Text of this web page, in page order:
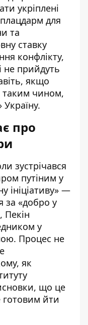
укріплені
для
та
ставку
конфлікту,
не прийдуть
якщо
таким чином,
про
зустрічався
путіним у
ініціативу» —
за «добро у
Пекін
у
Процес не
як
що це
готовим йти